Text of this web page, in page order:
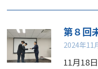
2024年11
11月18